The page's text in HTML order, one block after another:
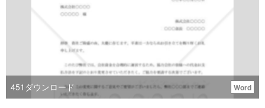
451 ダウンロード Word